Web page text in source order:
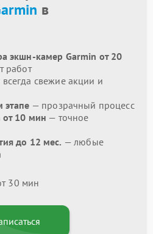
в
экшн-камер Garmin от 20
работ
свежие акции и
этапе — прозрачный процесс
от 10 мин — точное
до 12 мес. — любые
30 мин